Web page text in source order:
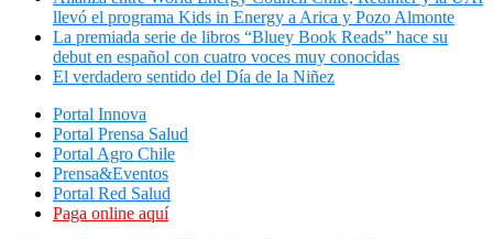
llevó el programa Kids in Energy a Arica y Pozo Almonte
La premiada serie de libros “Bluey Book Reads” hace su
debut en español con cuatro voces muy conocidas
El verdadero sentido del Día de la Niñez
Portal Innova
Portal Prensa Salud
Portal Agro Chile
Prensa&Eventos
Portal Red Salud
Paga online aquí